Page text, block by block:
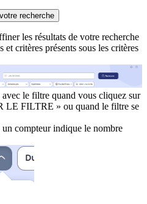
recherche
les résultats de votre recherche
et critères présents sous les critères
avec le filtre quand vous cliquez sur
LE FILTRE » ou quand le filtre se
compteur indique le nombre